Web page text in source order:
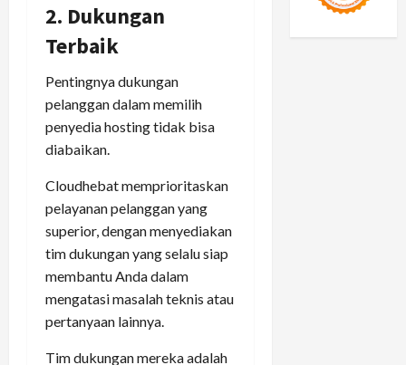
2. Dukungan
Terbaik
Pentingnya dukungan
pelanggan dalam memilih
penyedia hosting tidak bisa
diabaikan.
Cloudhebat memprioritaskan
pelayanan pelanggan yang
superior, dengan menyediakan
tim dukungan yang selalu siap
membantu Anda dalam
mengatasi masalah teknis atau
pertanyaan lainnya.
Tim dukungan mereka adalah